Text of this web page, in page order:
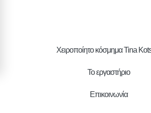
Χειροποίητο κόσμημα Tina
Το εργαστήριο
Επικοινωνία